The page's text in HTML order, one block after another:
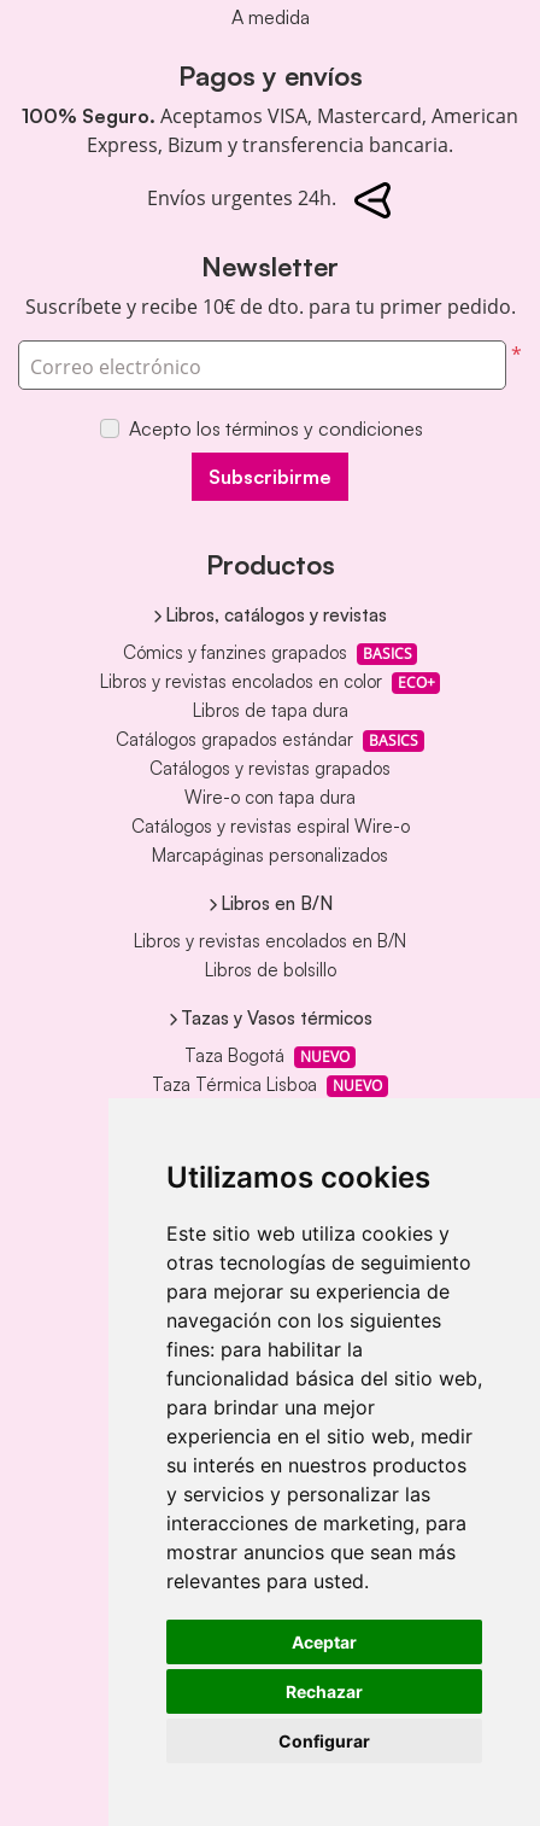
Utilizamos cookies
Este sitio web utiliza cookies y
otras tecnologías de seguimiento
para mejorar su experiencia de
navegación con los siguientes
fines: para habilitar la
funcionalidad básica del sitio web,
para brindar una mejor
experiencia en el sitio web, medir
su interés en nuestros productos
y servicios y personalizar las
interacciones de marketing, para
mostrar anuncios que sean más
relevantes para usted.
Aceptar
Rechazar
Configurar
A medida
Pagos y envíos
100% Seguro. Aceptamos VISA, Mastercard, American
Express, Bizum y transferencia bancaria.
Envíos urgentes 24h.
Newsletter
Suscríbete y recibe 10€ de dto. para tu primer pedido.
*
Correo electrónico
Acepto los términos y condiciones
Subscribirme
Productos
Libros, catálogos y revistas
Cómics y fanzines grapados
BASICS
Libros y revistas encolados en color ECO+
Libros de tapa dura
Catálogos grapados estándar
BASICS
Catálogos y revistas grapados
Wire-o con tapa dura
Catálogos y revistas espiral Wire-o
Marcapáginas personalizados
Libros en B/N
Libros y revistas encolados en B/N
Libros de bolsillo
Tazas y Vasos térmicos
Taza Bogotá
NUEVO
Taza Térmica Lisboa NUEVO
Textil
Camiseta El Cairo
NUEVO
Camiseta Nairobi NUEVO
Chaqueta Polar Toronto NUEVO
Forro Polar Londres NUEVO
Sudadera Casablanca NUEVO
Sudadera Dakar NUEVO
Sudadera Túnez NUEVO
Botellas
Botella Chile
NUEVO
Botella Lima NUEVO
Botella Los Ángeles NUEVO
Mochilas
Mochila - Bandolera Pekín
Mochila Antirrobo Seúl NUEVO
Mochila Antirrobo Tokio NUEVO
Mochila Atenas NUEVO
Mochila Estambul NUEVO